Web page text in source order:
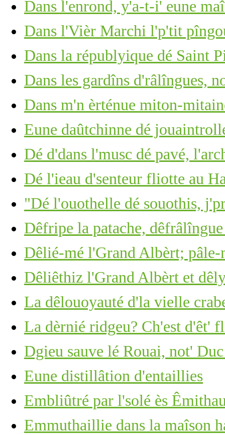
Dans l'enrond, y'a-t-i' eune
Dans l'Vièr Marchi l'p'tit
Dans la républyique dé Saint
Dans les gardîns d'râlîngues,
Dans m'n èrténue miton-
Eune daûtchinne dé
Dé d'dans l'musc dé pavé,
Dé l'ieau d'senteur fliotte au
"Dé l'ouothelle dé souothis,
Dêfripe la patache,
Dêlié-mé l'Grand Albèrt; pâle-
Dêliêthiz l'Grand Albèrt et
La dêlouoyauté d'la vielle
La dèrnié ridgeu? Ch'est d'êt'
Dgieu sauve lé Rouai, not'
Eune distillâtion d'entaillies
Embliûtré par l'solé ès
Emmuthaillie dans la maîson